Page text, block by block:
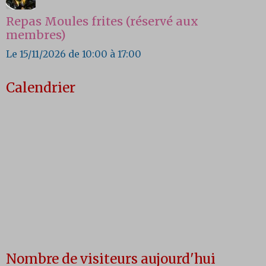
Repas Moules frites (réservé aux
membres)
Le 15/11/2026 de 10:00 à 17:00
Calendrier
Nombre de visiteurs aujourd'hui